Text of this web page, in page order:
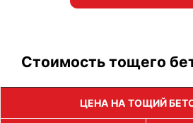
Стоимость тощего
ЦЕНА НА ТОЩИЙ